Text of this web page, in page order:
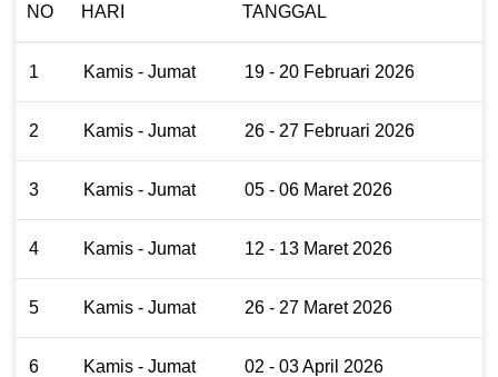
NO HARI TANGGAL
1 Kamis - Jumat 19 - 20 Februari 2026
2 Kamis - Jumat 26 - 27 Februari 2026
3 Kamis - Jumat 05 - 06 Maret 2026
4 Kamis - Jumat 12 - 13 Maret 2026
5 Kamis - Jumat 26 - 27 Maret 2026
6 Kamis - Jumat 02 - 03 April 2026